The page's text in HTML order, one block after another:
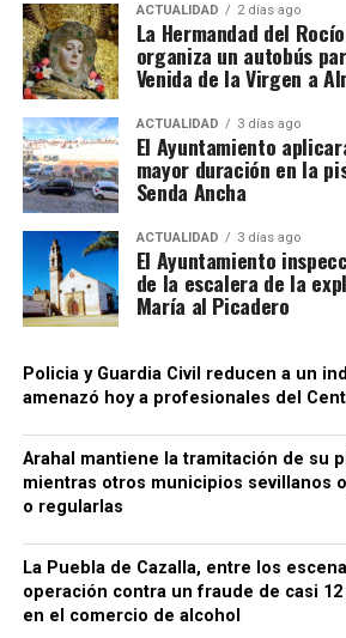
ACTUALIDAD 2 días ago
La Hermandad del
organiza un autobús
Venida de la Virgen a
ACTUALIDAD 3 días ago
El Ayuntamiento
mayor duración en la
Senda Ancha
ACTUALIDAD 3 días ago
El Ayuntamiento
de la escalera de la
María al Picadero
Policia y Guardia Civil reducen a un
amenazó hoy a profesionales del
Arahal mantiene la tramitación de su
mientras otros municipios sevillanos
o regularlas
La Puebla de Cazalla, entre los
operación contra un fraude de casi
en el comercio de alcohol